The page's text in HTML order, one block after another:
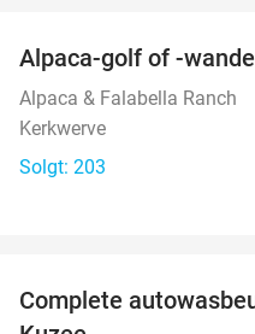
Alpaca-golf of -
Alpaca & Falabella Ranch
Kerkwerve
Solgt: 203
Complete